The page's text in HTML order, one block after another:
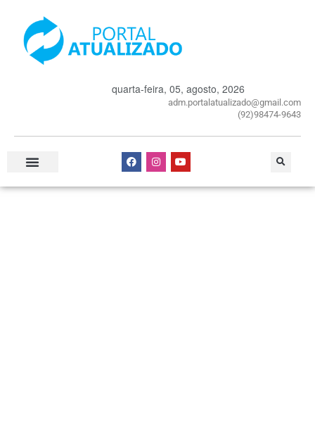
quarta-feira, 05, agosto, 2026
adm.portalatualizado@gmail.com
(92)98474-9643